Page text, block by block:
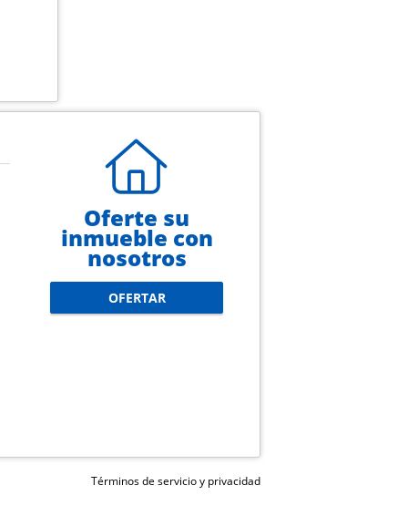
Oferte su
inmueble con
nosotros
OFERTAR
Términos de servicio y privacidad